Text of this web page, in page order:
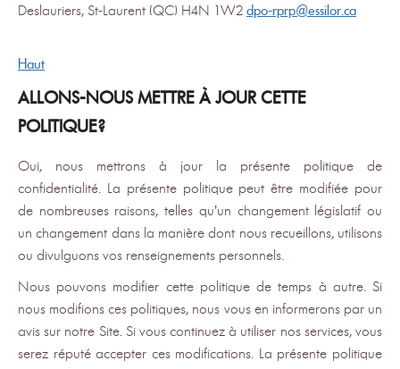
Deslauriers, St-Laurent (QC) H4N 1W2 dpo-rprp@essilor.ca
Haut
ALLONS-NOUS METTRE À JOUR CETTE
POLITIQUE?
Oui, nous mettrons à jour la présente politique de
confidentialité. La présente politique peut être modifiée pour
de nombreuses raisons, telles qu’un changement législatif ou
un changement dans la manière dont nous recueillons, utilisons
ou divulguons vos renseignements personnels.
Nous pouvons modifier cette politique de temps à autre. Si
nous modifions ces politiques, nous vous en informerons par un
avis sur notre Site. Si vous continuez à utiliser nos services, vous
serez réputé accepter ces modifications. La présente politique